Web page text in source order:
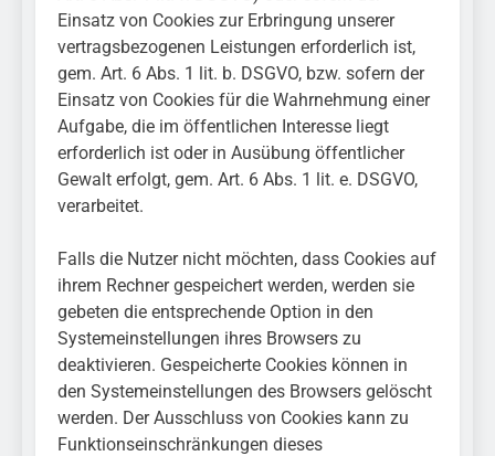
Einsatz von Cookies zur Erbringung unserer
vertragsbezogenen Leistungen erforderlich ist,
gem. Art. 6 Abs. 1 lit. b. DSGVO, bzw. sofern der
Einsatz von Cookies für die Wahrnehmung einer
Aufgabe, die im öffentlichen Interesse liegt
erforderlich ist oder in Ausübung öffentlicher
Gewalt erfolgt, gem. Art. 6 Abs. 1 lit. e. DSGVO,
verarbeitet.
Falls die Nutzer nicht möchten, dass Cookies auf
ihrem Rechner gespeichert werden, werden sie
gebeten die entsprechende Option in den
Systemeinstellungen ihres Browsers zu
deaktivieren. Gespeicherte Cookies können in
den Systemeinstellungen des Browsers gelöscht
werden. Der Ausschluss von Cookies kann zu
Funktionseinschränkungen dieses